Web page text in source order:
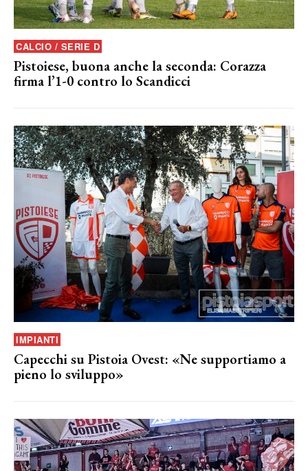
CALCIO / SERIE D
Pistoiese, buona anche la seconda: Corazza
firma l’1-0 contro lo Scandicci
IMPIANTI
Capecchi su Pistoia Ovest: «Ne supportiamo a
pieno lo sviluppo»